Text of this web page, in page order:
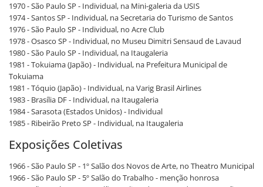
1970 - São Paulo SP - Individual, na Mini-galeria da USIS
1974 - Santos SP - Individual, na Secretaria do Turismo de Santos
1976 - São Paulo SP - Individual, no Acre Club
1978 - Osasco SP - Individual, no Museu Dimitri Sensaud de Lavaud
1980 - São Paulo SP - Individual, na Itaugaleria
1981 - Tokuiama (Japão) - Individual, na Prefeitura Municipal de
Tokuiama
1981 - Tóquio (Japão) - Individual, na Varig Brasil Airlines
1983 - Brasília DF - Individual, na Itaugaleria
1984 - Sarasota (Estados Unidos) - Individual
1985 - Ribeirão Preto SP - Individual, na Itaugaleria
Exposições Coletivas
1966 - São Paulo SP - 1º Salão dos Novos de Arte, no Theatro Municipal
1966 - São Paulo SP - 5º Salão do Trabalho - menção honrosa